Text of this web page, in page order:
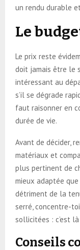
un rendu durable
Le
Le prix reste
doit jamais être le
intéressant au
s’il se dégrade
faut raisonner en
durée de vie.
Avant de décider,
matériaux et
plus pertinent de
mieux adaptée
détriment de la
serré, concentre-
sollicitées : c’est
Conseils